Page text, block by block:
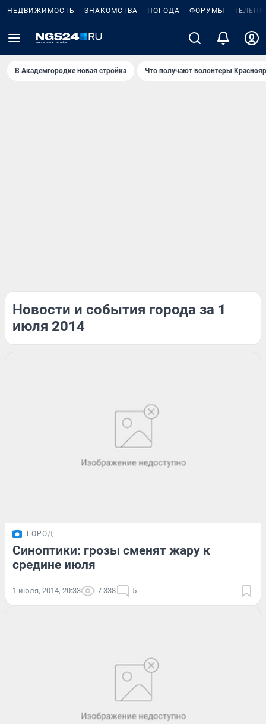
НЕДВИЖИМОСТЬ ЗНАКОМСТВА ПОГОДА ФОРУМЫ
В Академгородке новая стройка Что получают волонтеры
Новости и события города за 1
июля 2014
ГОРОД
Синоптики: грозы сменят жару к
средине июля
1 июля, 2014, 20:33 7 338 5